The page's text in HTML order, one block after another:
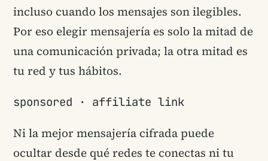
incluso cuando los mensajes son ilegibles.
Por eso elegir mensajería es solo la mitad de
una comunicación privada; la otra mitad es
tu red y tus hábitos.
sponsored · affiliate link
Ni la mejor mensajería cifrada puede
ocultar desde qué redes te conectas ni tu